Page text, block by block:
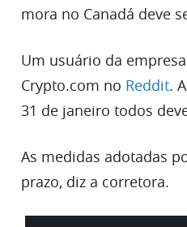
mora no Canadá deve
Um usuário da
Crypto.com no Reddit.
31 de janeiro todos
As medidas adotadas
prazo, diz a corretora.